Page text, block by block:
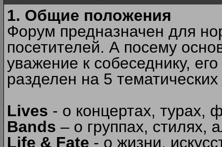
1. Общие положения
Форум предназначен для
посетителей. А посему
уважение к собеседнику,
разделен на 5
Lives - о концертах, турах,
Bands – о группах, стилях,
Life & Fate - о жизни,